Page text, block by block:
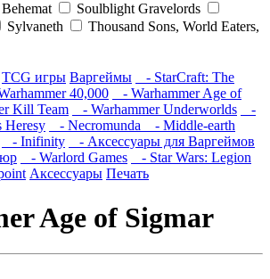
Soulblight Gravelords
Sylvaneth
Thousand Sons, World Eaters,
TCG игры Варгеймы
- StarCraft: The
40,000
- Warhammer Age of
Kill Team - Warhammer Underworlds
-
Heresy - Necromunda
- Middle-earth
- Inifinity
- Аксессуары для Варгеймов
- Warlord Games
- Star Wars: Legion
Аксессуары Печать
Age of Sigmar